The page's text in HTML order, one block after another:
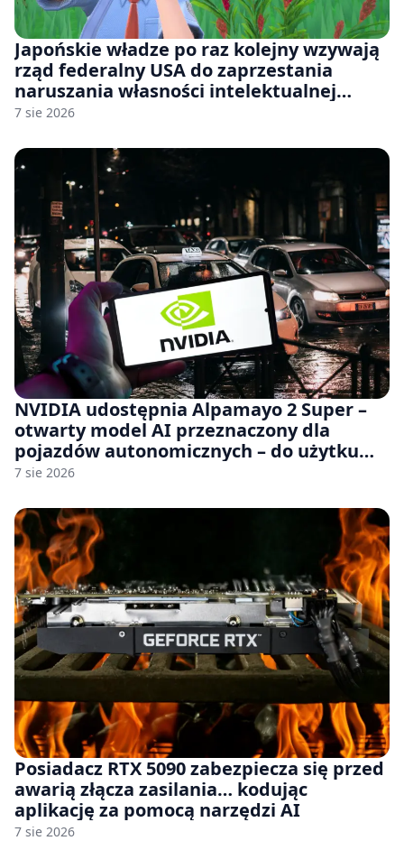
Japońskie władze po raz kolejny wzywają
rząd federalny USA do zaprzestania
naruszania własności intelektualnej
japońskich gier i anime
7 sie 2026
NVIDIA udostępnia Alpamayo 2 Super –
otwarty model AI przeznaczony dla
pojazdów autonomicznych – do użytku
komercyjnego
7 sie 2026
Posiadacz RTX 5090 zabezpiecza się przed
awarią złącza zasilania… kodując
aplikację za pomocą narzędzi AI
7 sie 2026